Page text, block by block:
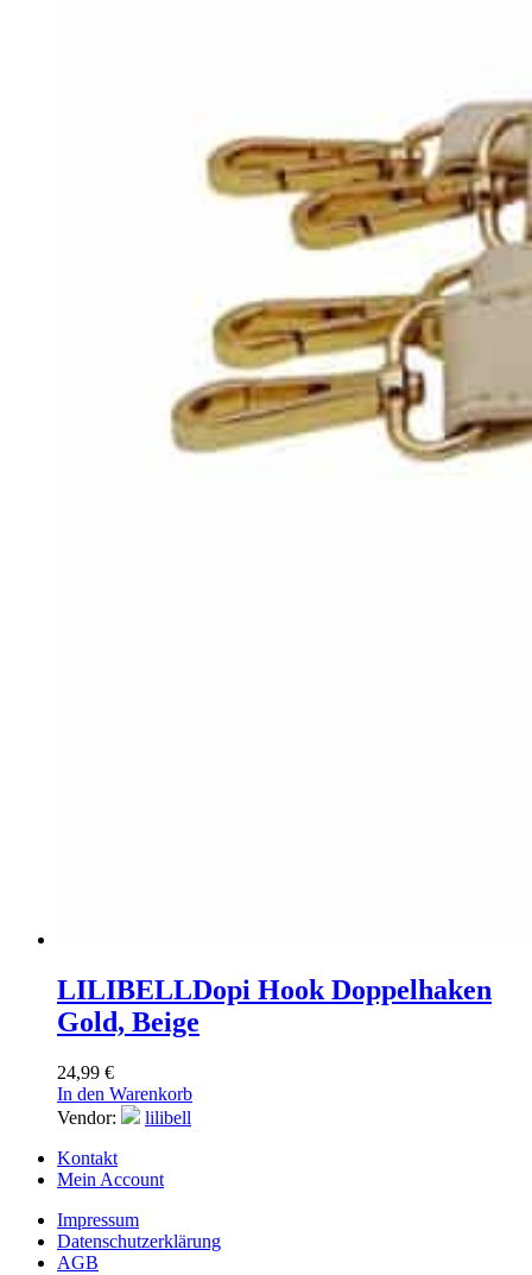
LILIBELLDopi Hook Doppelhaken
Gold, Beige
24,99 €
In den Warenkorb
Vendor:
lilibell
Kontakt
Mein Account
Impressum
Datenschutzerklärung
AGB